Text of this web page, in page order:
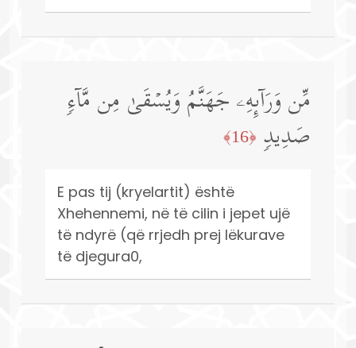
مِّن وَرَاۤىِٕهِۦ جَهَنَّمُ وَیُسۡقَىٰ مِن مَّاۤءࣲ
صَدِیدࣲ ﴿16﴾
E pas tij (kryelartit) është
Xhehennemi, në të cilin i jepet ujë
të ndyrë (që rrjedh prej lëkurave
të djegura0,